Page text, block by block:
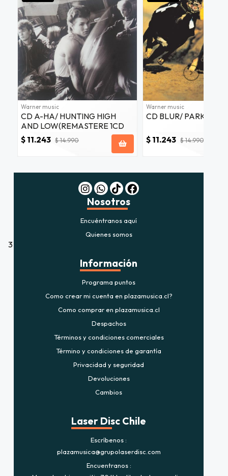
JUGAR
3
Warner music
CD A-HA/ HUNTING HIGH
AND LOW(REMASTERE 1CD
$ 11.243 $ 14.990
Warner music
CD BLUR/ PARKLIFE
$ 11.243 $ 14.990
Nosotros
Encuéntranos aquí
Quienes somos
Información
Programa puntos
Como crear mi cuenta en plazamusica.cl?
Como comprar en plazamusica.cl
Despachos
Términos y condiciones comerciales
Término y condiciones de garantía
Privacidad y seguridad
Devoluciones
Cambios
Laser Disc Chile
Escríbenos
plazamusica@grupolaserdisc.com
Encuentranos